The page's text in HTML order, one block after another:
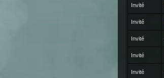
Invité
Invité
Invité
Invité
Invité